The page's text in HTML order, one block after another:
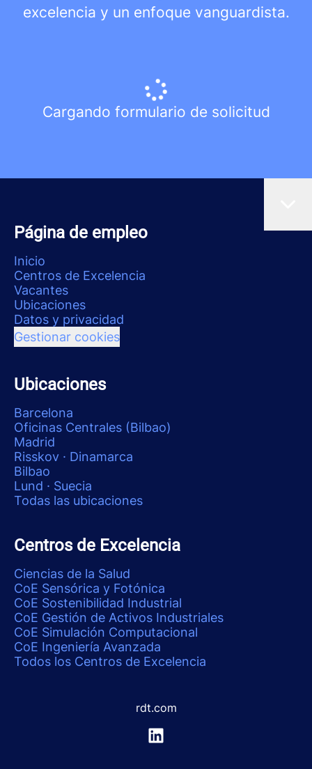
excelencia y un enfoque vanguardista.
Cargando formulario de solicitud
Página de empleo
Inicio
Centros de Excelencia
Vacantes
Ubicaciones
Datos y privacidad
Gestionar cookies
Ubicaciones
Barcelona
Oficinas Centrales (Bilbao)
Madrid
Risskov · Dinamarca
Bilbao
Lund · Suecia
Todas las ubicaciones
Centros de Excelencia
Ciencias de la Salud
CoE Sensórica y Fotónica
CoE Sostenibilidad Industrial
CoE Gestión de Activos Industriales
CoE Simulación Computacional
CoE Ingeniería Avanzada
Todos los Centros de Excelencia
rdt.com